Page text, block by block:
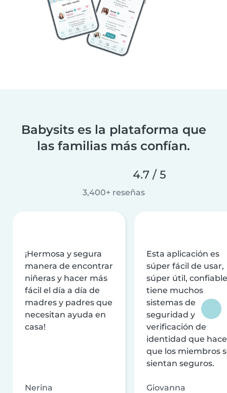
Babysits es la plataforma que
las familias más confían.
4.7 / 5
3,400+ reseñas
¡Hermosa y segura
manera de encontrar
niñeras y hacer más
fácil el día a día de
madres y padres que
necesitan ayuda en
casa!
Nerina
Esta aplicación es
súper fácil de usar,
súper útil,
tiene muchos
sistemas de
seguridad y
verificación de
identidad que
que los miembros
sientan seguros.
Giovanna